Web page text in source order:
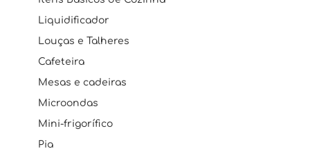
Liquidificador
Louças e Talheres
Cafeteira
Mesas e cadeiras
Microondas
Mini-frigorífico
Pia